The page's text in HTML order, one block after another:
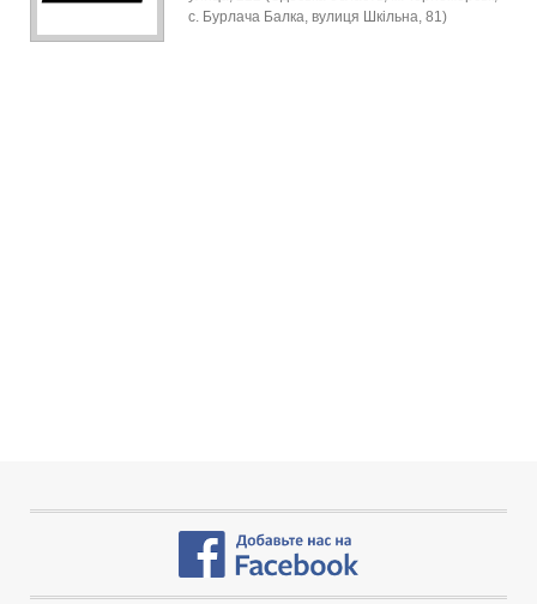
с. Бурлача Балка, вулиця Шкільна, 81)